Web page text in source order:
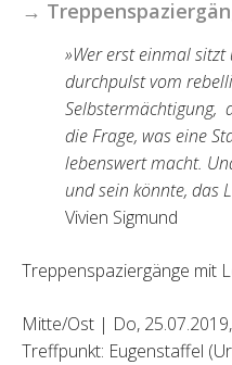
→
»Wer erst einmal
durchpulst vom
Selbstermächtigung,
die Frage, was eine
lebenswert macht.
und sein könnte, das
Vivien Sigmund
Treppenspaziergänge mit
Mitte/Ost | Do,
Treffpunkt: Eugenstaffel